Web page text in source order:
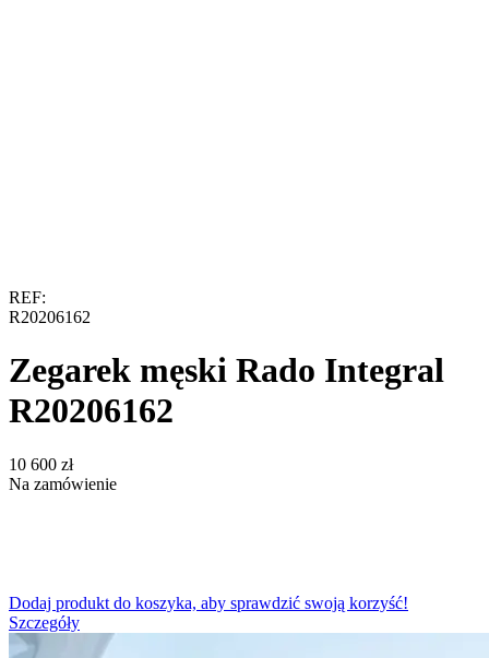
REF:
R20206162
Zegarek męski Rado Integral
R20206162
‍10 600‍ zł
Na zamówienie
Dodaj produkt do koszyka, aby sprawdzić swoją korzyść!
Szczegóły